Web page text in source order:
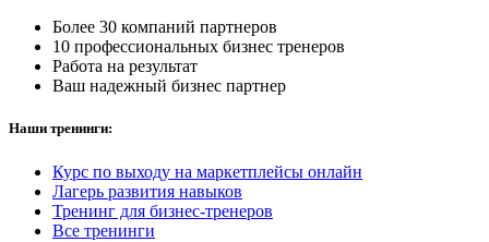
Более 30 компаний партнеров
10 профессиональных бизнес тренеров
Работа на результат
Ваш надежный бизнес партнер
Наши тренинги:
Курс по выходу на маркетплейсы онлайн
Лагерь развития навыков
Тренинг для бизнес-тренеров
Все тренинги